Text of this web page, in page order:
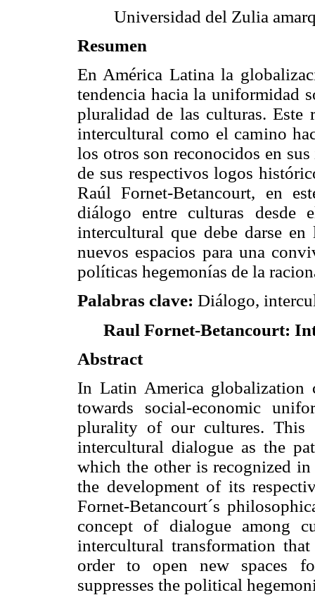
Universidad del Zulia
Resumen
En América Latina la
tendencia hacia la uniformidad
pluralidad de las culturas. Este
intercultural como el camino
los otros son reconocidos en
de sus respectivos logos
Raúl Fornet-Betancourt, en
diálogo entre culturas desde
intercultural que debe darse
nuevos espacios para una
políticas hegemonías de la
Palabras clave: Diálogo,
Raul Fornet-Betancourt:
Abstract
In Latin America globalization
towards social-economic
plurality of our cultures. This
intercultural dialogue as the
which the other is recognized
the development of its
Fornet-Betancourt´s
concept of dialogue among
intercultural transformation
order to open new spaces
suppresses the political